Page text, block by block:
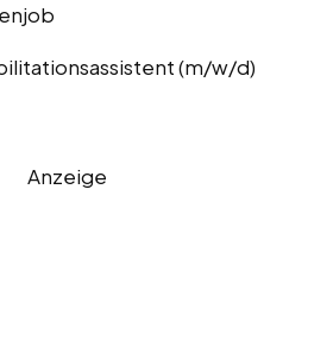
(m/w/d)
Anzeige